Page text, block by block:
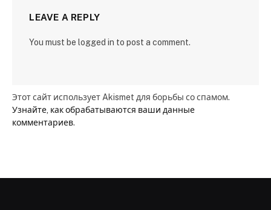
LEAVE A REPLY
You must be logged in to post a comment.
Этот сайт использует Akismet для борьбы со спамом.
Узнайте, как обрабатываются ваши данные
комментариев.